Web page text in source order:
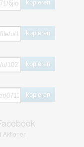
kopieren
kopieren
kopieren
kopieren
Aktionen